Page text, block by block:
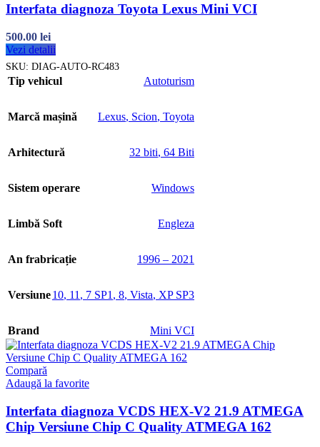
Interfata diagnoza Toyota Lexus Mini VCI
500.00 lei
Vezi detalii
SKU: DIAG-AUTO-RC483
Tip vehicul Autoturism
Marcă mașină Lexus, Scion, Toyota
Arhitectură 32 biti, 64 Biti
Sistem operare Windows
Limbă Soft Engleza
An frabricație 1996 – 2021
Versiune10, 11 , 7 SP1 , 8, Vista, XP SP3
Brand Mini VCI
Compară
Adaugă la favorite
Interfata diagnoza VCDS HEX-V2 21.9 ATMEGA
Chip Versiune Chip C Quality ATMEGA 162